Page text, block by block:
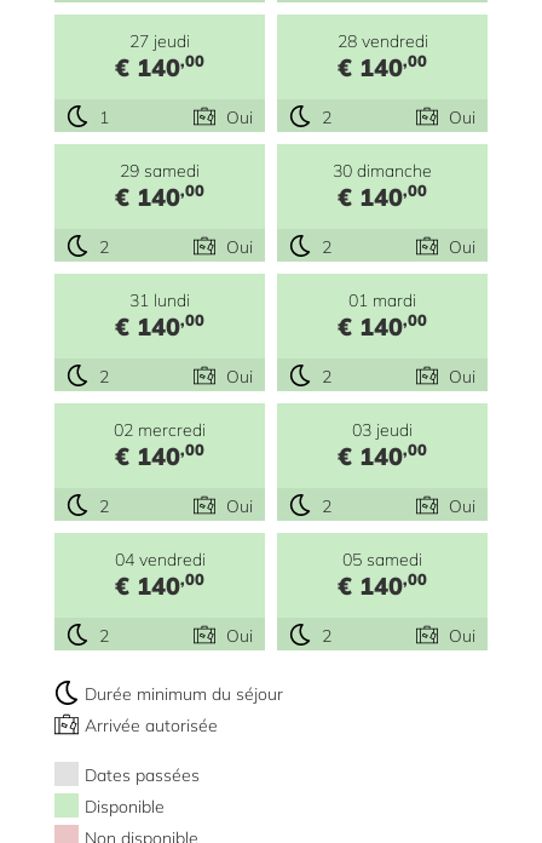
27 jeudi
€ 140,00
1 Oui
28 vendredi
€ 140,00
2 Oui
29 samedi
€ 140,00
2 Oui
30 dimanche
€ 140,00
2 Oui
31 lundi
€ 140,00
2 Oui
01 mardi
€ 140,00
2 Oui
02 mercredi
€ 140,00
2 Oui
03 jeudi
€ 140,00
2 Oui
04 vendredi
€ 140,00
2 Oui
05 samedi
€ 140,00
2 Oui
Durée minimum du séjour
Arrivée autorisée
Dates passées
Disponible
Non disponible